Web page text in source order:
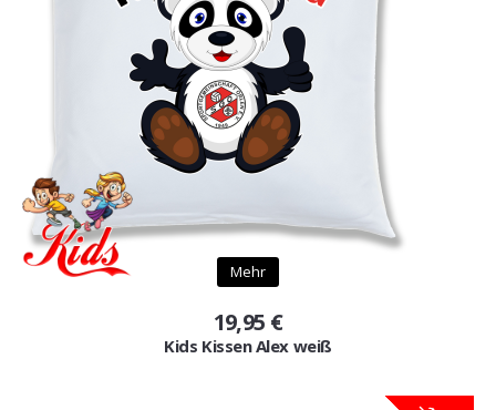
Mehr
19,95 €
Kids Kissen Alex weiß